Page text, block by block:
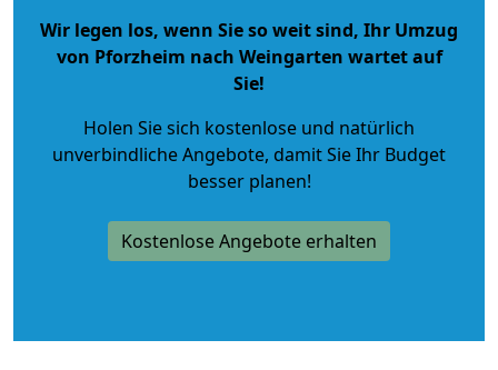
Wir legen los, wenn Sie so weit sind, Ihr Umzug
von Pforzheim nach Weingarten wartet auf
Sie!
Holen Sie sich kostenlose und natürlich
unverbindliche Angebote, damit Sie Ihr Budget
besser planen!
Kostenlose Angebote erhalten